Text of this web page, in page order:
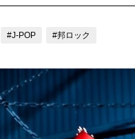
#J-POP #邦ロック